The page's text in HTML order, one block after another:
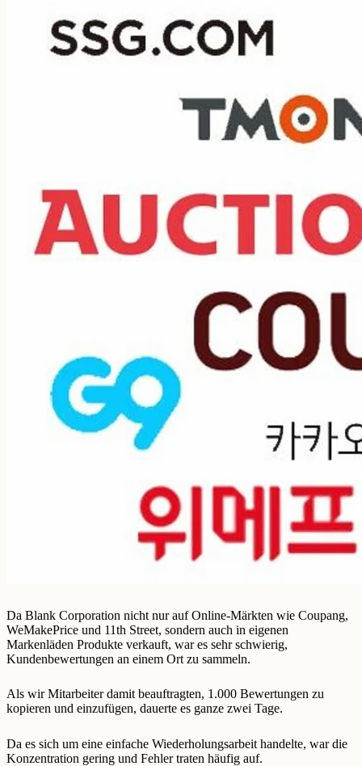
Da Blank Corporation nicht nur auf Online-Märkten wie Coupang,
WeMakePrice und 11th Street, sondern auch in eigenen
Markenläden Produkte verkauft, war es sehr schwierig,
Kundenbewertungen an einem Ort zu sammeln.
Als wir Mitarbeiter damit beauftragten, 1.000 Bewertungen zu
kopieren und einzufügen, dauerte es ganze zwei Tage.
Da es sich um eine einfache Wiederholungsarbeit handelte, war die
Konzentration gering und Fehler traten häufig auf.